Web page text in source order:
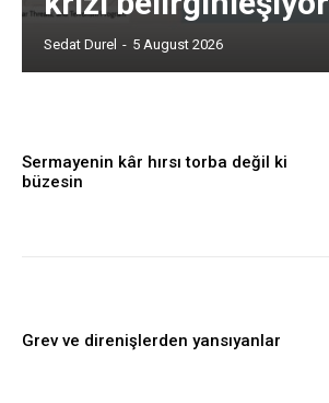
Sedat Durel - 5 August 2026
Sermayenin kâr hırsı torba değil ki
büzesin
Grev ve direnişlerden yansıyanlar